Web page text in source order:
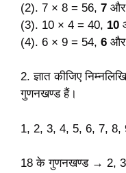
(2). 7 × 8 = 56, 7 और
(3). 10 × 4 = 40, 10
(4). 6 × 9 = 54, 6 और
2. ज्ञात कीजिए
गुणनखण्ड हैं।
1, 2, 3, 4, 5, 6, 7, 8,
18 के गुणनखण्ड → 2,